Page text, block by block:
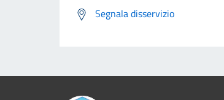
Segnala disservizio